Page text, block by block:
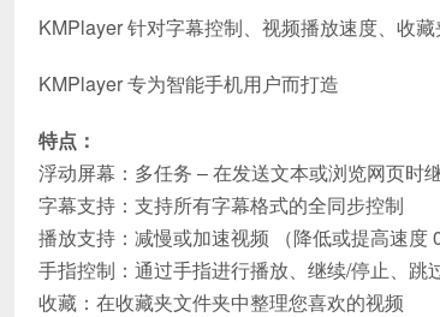
KMPlayer 针对字幕控制、视频播放速度、收
KMPlayer 专为智能手机用户而打造
特点：
浮动屏幕：多任务 – 在发送文本或浏览网页时
字幕支持：支持所有字幕格式的全同步控制
播放支持：减慢或加速视频 （降低或提高速度
手指控制：通过手指进行播放、继续/停止、跳
收藏：在收藏夹文件夹中整理您喜欢的视频